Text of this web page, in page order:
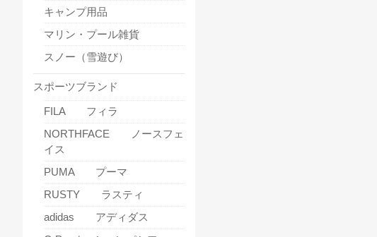
キャンプ用品
マリン・プール雑貨
スノー（雪遊び）
スポーツブランド
FILA フィラ
NORTHFACE ノースフェ
イス
PUMA プーマ
RUSTY ラスティ
adidas アディダス